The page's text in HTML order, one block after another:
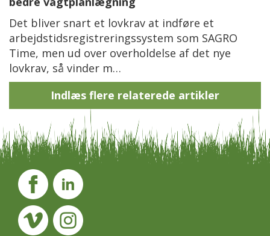
Det bliver snart et lovkrav at indføre et
arbejdstidsregistreringssystem som SAGRO
Time, men ud over overholdelse af det nye
lovkrav, så vinder m…
Indlæs flere relaterede artikler